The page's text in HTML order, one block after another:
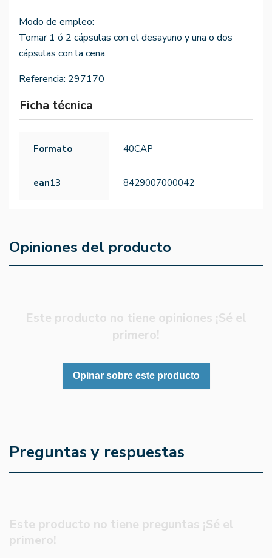
Modo de empleo:
Tomar 1 ó 2 cápsulas con el desayuno y una o dos
cápsulas con la cena.
Referencia: 297170
Ficha técnica
Formato 40CAP
ean13 8429007000042
Opiniones del producto
Este producto no tiene opiniones ¡Sé el
primero!
Opinar sobre este producto
Preguntas y respuestas
Este producto no tiene preguntas ¡Sé el
primero!